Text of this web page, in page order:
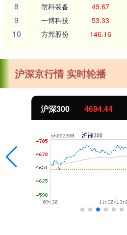
8 耐科装备 49.67
9 一博科技 53.33
10 方邦股份 146.16
沪深京行情 实时轮播
沪深300 4694.44